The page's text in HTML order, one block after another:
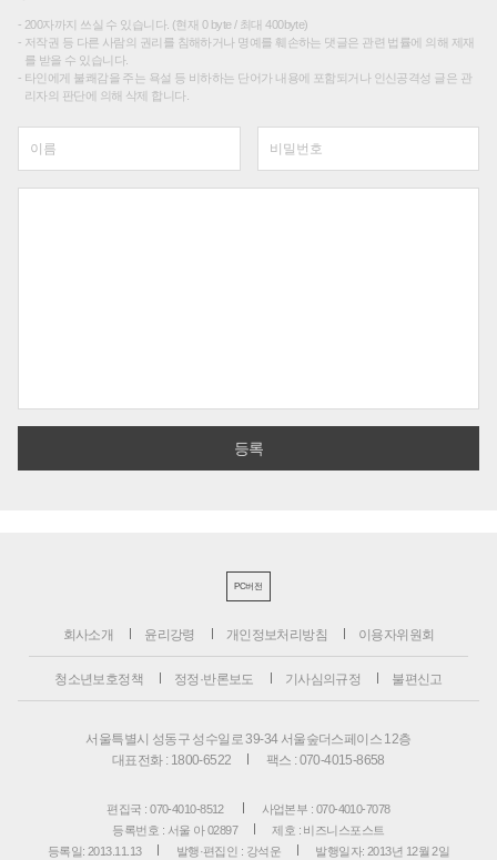
200자까지 쓰실 수 있습니다. (현재 0 byte / 최대 400byte)
저작권 등 다른 사람의 권리를 침해하거나 명예를 훼손하는 댓글은 관련 법률에 의해 제재
를 받을 수 있습니다.
타인에게 불쾌감을 주는 욕설 등 비하하는 단어가 내용에 포함되거나 인신공격성 글은 관
리자의 판단에 의해 삭제 합니다.
PC버전
회사소개 윤리강령 개인정보처리방침 이용자위원회
청소년보호정책 정정·반론보도 기사심의규정 불편신고
서울특별시 성동구 성수일로 39-34 서울숲더스페이스 12층
대표전화 : 1800-6522
팩스 : 070-4015-8658
편집국 : 070-4010-8512
사업본부 : 070-4010-7078
등록번호 : 서울 아 02897
제호 : 비즈니스포스트
등록일: 2013.11.13
발행·편집인 : 강석운 발행일자: 2013년 12월 2일